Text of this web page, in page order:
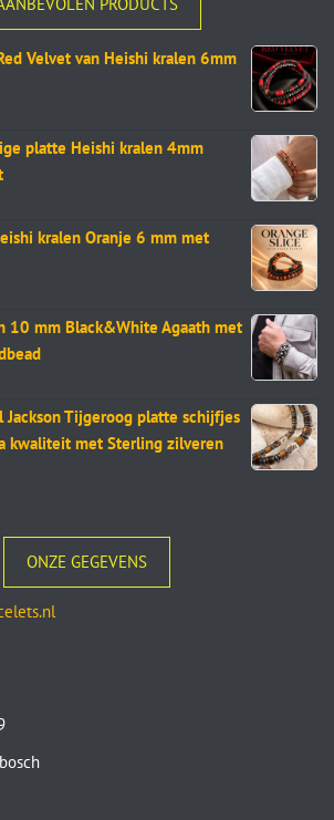
Velvet van Heishi kralen 6mm
platte Heishi kralen 4mm
kralen Oranje 6 mm met
10 mm Black&White Agaath met
Jackson Tijgeroog platte schijfjes
kwaliteit met Sterling zilveren
ONZE GEGEVENS